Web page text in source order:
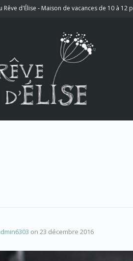
Rêve d'Élise - Maison de vacances de 10 à 12
on 23 décembre 2016